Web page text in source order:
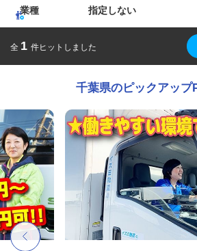
業種 指定しない
全 1 件ヒットしました
千葉県のピックアップ